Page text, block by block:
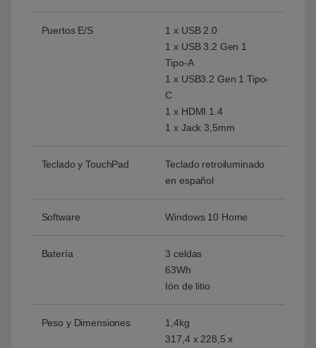
Puertos E/S
1 x USB 2.0
1 x USB 3.2 Gen 1
Tipo-A
1 x USB3.2 Gen 1 Tipo-
C
1 x HDMI 1.4
1 x Jack 3,5mm
Teclado y TouchPad
Teclado retroiluminado
en español
Software Windows 10 Home
Batería
3 celdas
63Wh
Ión de litio
Peso y Dimensiones
1,4kg
317,4 x 228,5 x